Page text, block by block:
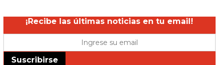
¡Recibe las últimas noticias en tu email!
Suscribirse